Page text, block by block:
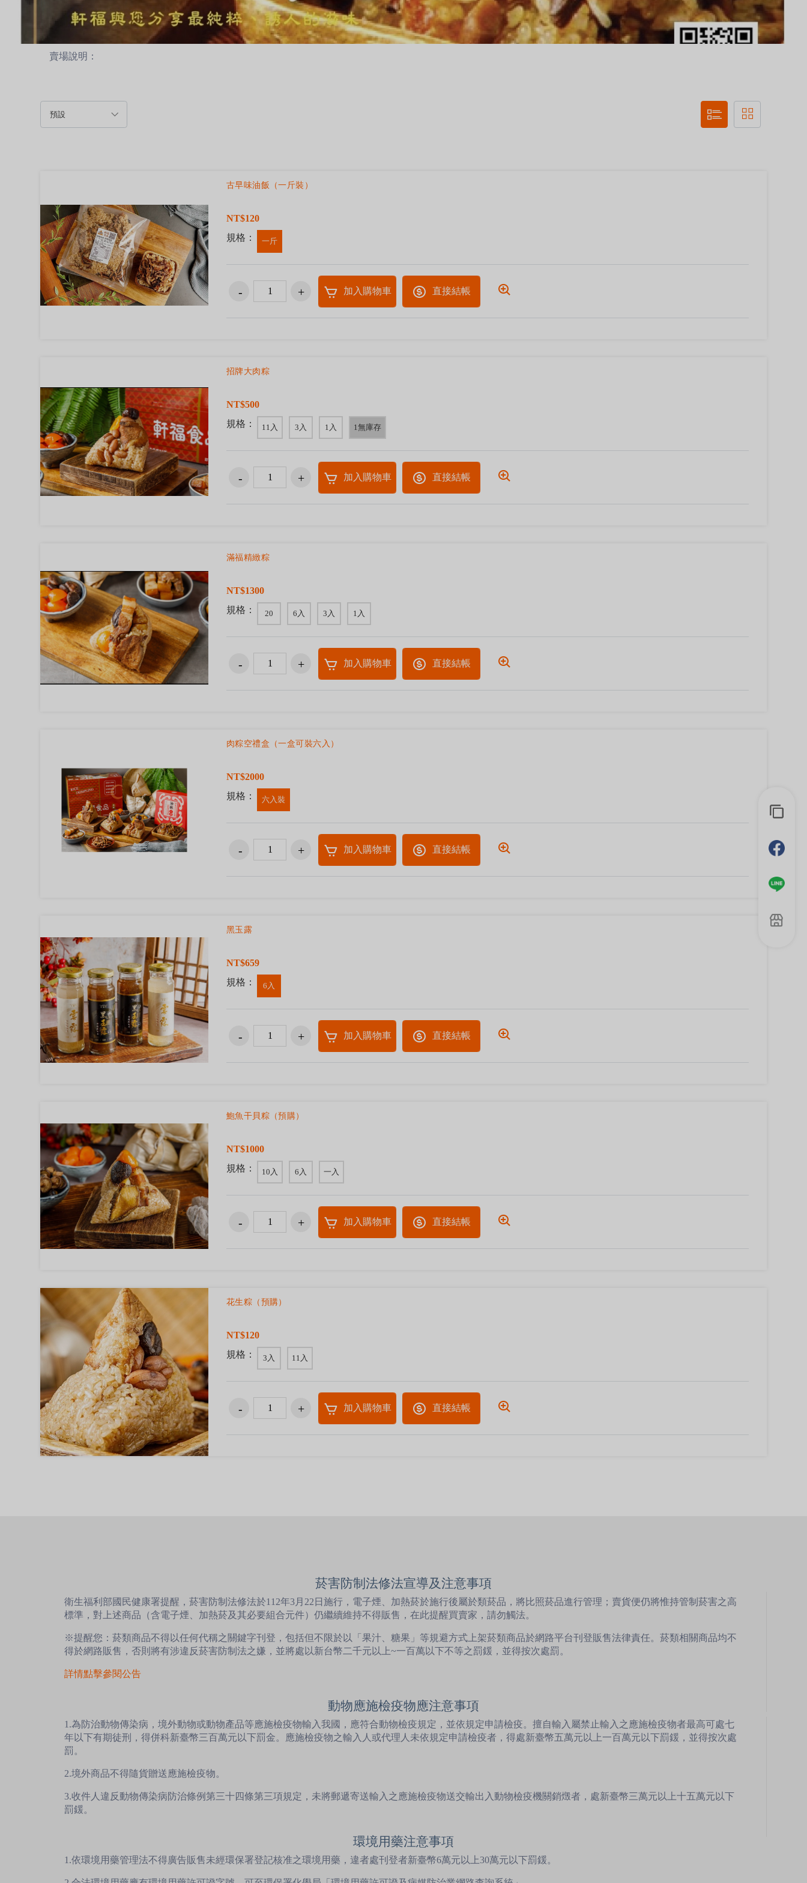
賣場說明：
古早味油飯（一斤裝）
NT$120
規格：
一斤
加入購物車 直接結帳
招牌大肉粽
NT$500
規格：
11入 3入 1入 1無庫存
加入購物車 直接結帳
滿福精緻粽
NT$1300
規格：
20 6入 3入 1入
加入購物車 直接結帳
肉粽空禮盒（一盒可裝六入）
NT$2000
規格：
六入裝
加入購物車 直接結帳
黑玉露
NT$659
規格：
6入
加入購物車 直接結帳
鮑魚干貝粽（預購）
NT$1000
規格：
10入 6入 一入
加入購物車 直接結帳
花生粽（預購）
NT$120
規格：
3入 11入
加入購物車 直接結帳
菸害防制法修法宣導及注意事項
衛生福利部國民健康署提醒，菸害防制法修法於112年3月22日施行，電子煙、加熱菸於施行後屬於類菸品，將比照菸品進行管理；賣貨便仍將惟持管制菸害之高
標準，對上述商品（含電子煙、加熱菸及其必要組合元件）仍繼續維持不得販售，在此提醒買賣家，請勿觸法。
※提醒您：菸類商品不得以任何代稱之關鍵字刊登，包括但不限於以「果汁、糖果」等規避方式上架菸類商品於網路平台刊登販售法律責任。菸類相關商品均不
得於網路販售，否則將有涉違反菸害防制法之嫌，並將處以新台幣二千元以上~一百萬以下不等之罰鍰，並得按次處罰。
詳情點擊參閱公告
動物應施檢疫物應注意事項
1.為防治動物傳染病，境外動物或動物產品等應施檢疫物輸入我國，應符合動物檢疫規定，並依規定申請檢疫。擅自輸入屬禁止輸入之應施檢疫物者最高可處七
年以下有期徒刑，得併科新臺幣三百萬元以下罰金。應施檢疫物之輸入人或代理人未依規定申請檢疫者，得處新臺幣五萬元以上一百萬元以下罰鍰，並得按次處
罰。
2.境外商品不得隨貨贈送應施檢疫物。
3.收件人違反動物傳染病防治條例第三十四條第三項規定，未將郵遞寄送輸入之應施檢疫物送交輸出入動物檢疫機關銷燬者，處新臺幣三萬元以上十五萬元以下
罰鍰。
環境用藥注意事項
1.依環境用藥管理法不得廣告販售未經環保署登記核准之環境用藥，違者處刊登者新臺幣6萬元以上30萬元以下罰鍰。